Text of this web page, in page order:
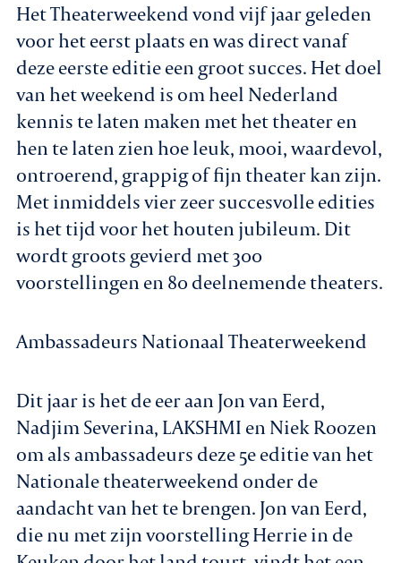
Het Theaterweekend vond vijf jaar geleden
voor het eerst plaats en was direct vanaf
deze eerste editie een groot succes. Het doel
van het weekend is om heel Nederland
kennis te laten maken met het theater en
hen te laten zien hoe leuk, mooi, waardevol,
ontroerend, grappig of fijn theater kan zijn.
Met inmiddels vier zeer succesvolle edities
is het tijd voor het houten jubileum. Dit
wordt groots gevierd met 300
voorstellingen en 80 deelnemende theaters.
Ambassadeurs Nationaal Theaterweekend
Dit jaar is het de eer aan Jon van Eerd,
Nadjim Severina, LAKSHMI en Niek Roozen
om als ambassadeurs deze 5e editie van het
Nationale theaterweekend onder de
aandacht van het te brengen. Jon van Eerd,
die nu met zijn voorstelling Herrie in de